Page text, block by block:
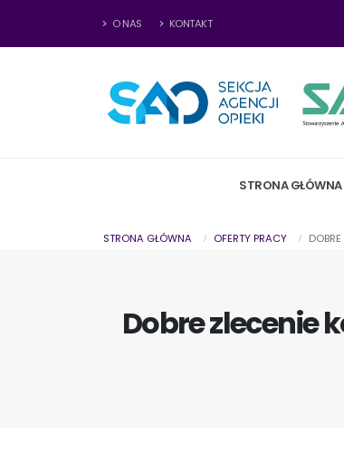
O NAS KONTAKT
STRONA GŁÓWNA
STRONA GŁÓWNA OFERTY PRACY
Dobre zlecenie